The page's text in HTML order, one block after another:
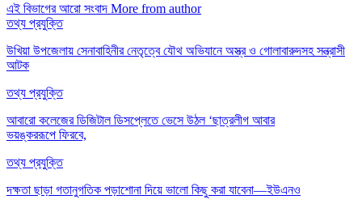
এই বিভাগের আরো সংবাদ More from author
তথ্য প্রযুক্তি
উখিয়া উপজেলায় সেনাবাহিনীর নেতৃত্বে যৌথ অভিযানে অস্ত্র ও গোলাবারুদসহ সন্ত্রাসী
আটক
তথ্য প্রযুক্তি
আবারো কলেজের ডিজিটাল ডিসপ্লেতে ভেসে উঠল ‘ছাত্রলীগ আবার
ভয়ঙ্কররূপে ফিরবে,
তথ্য প্রযুক্তি
দক্ষতা ছাড়া গতানুগতিক পড়াশোনা দিয়ে ভালো কিছু করা যাবেনা―ইউএনও